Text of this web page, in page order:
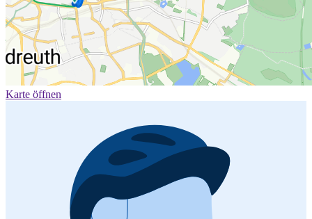
Karte öffnen